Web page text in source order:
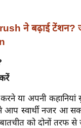
ने बढ़ाई टेंशन?
या अपनी
आप स्वार्थी नजर आ
को दोनों तरफ से